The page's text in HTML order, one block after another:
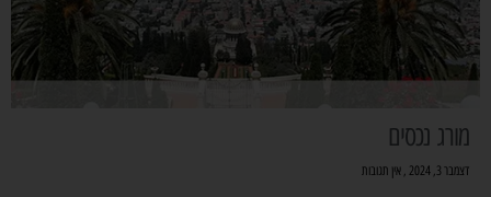
מורג נכסים
דצמבר 3, 2024 אין תגובות